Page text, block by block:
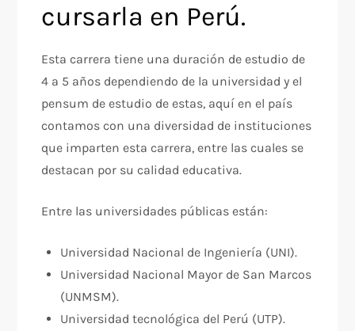
cursarla en Perú.
Esta carrera tiene una duración de estudio de
4 a 5 años dependiendo de la universidad y el
pensum de estudio de estas, aquí en el país
contamos con una diversidad de instituciones
que imparten esta carrera, entre las cuales se
destacan por su calidad educativa.
Entre las universidades públicas están:
Universidad Nacional de Ingeniería (UNI).
Universidad Nacional Mayor de San Marcos
(UNMSM).
Universidad tecnológica del Perú (UTP).